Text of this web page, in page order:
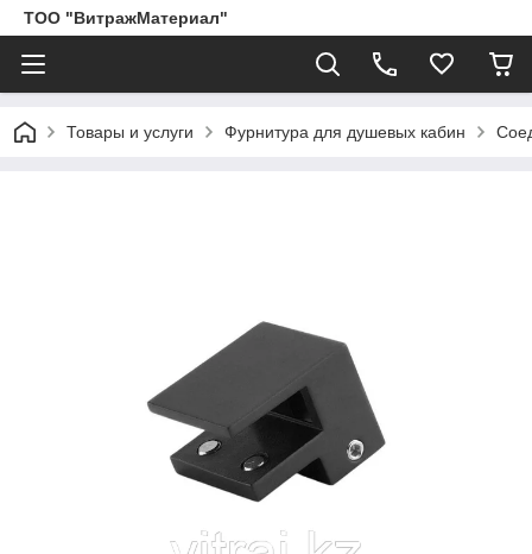
ТОО "ВитражМатериал"
Товары и услуги Фурнитура для душевых кабин